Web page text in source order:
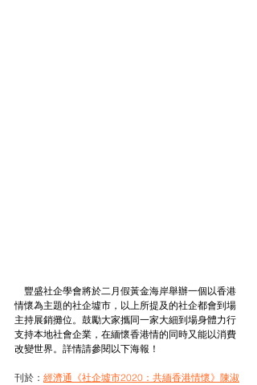
豐盛社企學會將於二月假黃金海岸舉辦一個以香港
情懷為主題的社企墟市，以上所提及的社企都會到場
主持展銷攤位。鼓勵大家攜同一家大細到場身體力行
支持本地社會企業，在緬懷香港情的同時又能以消費
改變世界。詳情請參閱以下海報！
刊於： 經濟通《社企墟市2020：共緬香港情懷》陳淑